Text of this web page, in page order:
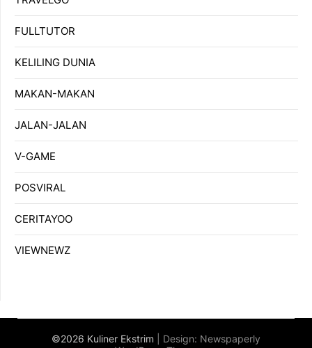
FULLTUTOR
KELILING DUNIA
MAKAN-MAKAN
JALAN-JALAN
V-GAME
POSVIRAL
CERITAYOO
VIEWNEWZ
©2026 Kuliner Ekstrim | Design: Newspaperly